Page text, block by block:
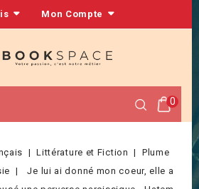
Mon Compte
0
Littérature et Fiction
Plume
Je lui ai donné mon coeur, elle a